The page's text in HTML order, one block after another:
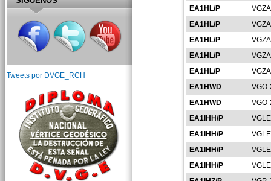
EA1HL/P
EA1HL/P
EA1HL/P
EA1HL/P
EA1HL/P
EA1HWD
EA1HWD
EA1IHH/P
EA1IHH/P
EA1IHH/P
EA1IHH/P
Tweets por DVGE_RCH